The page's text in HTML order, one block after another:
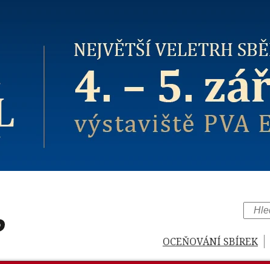
OCEŇOVÁNÍ SBÍREK